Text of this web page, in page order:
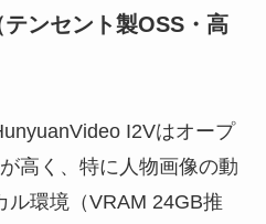
ンセント製OSS・高
I2Vはオープ
高く、特に人物画像の動
ル環境（VRAM 24GB推